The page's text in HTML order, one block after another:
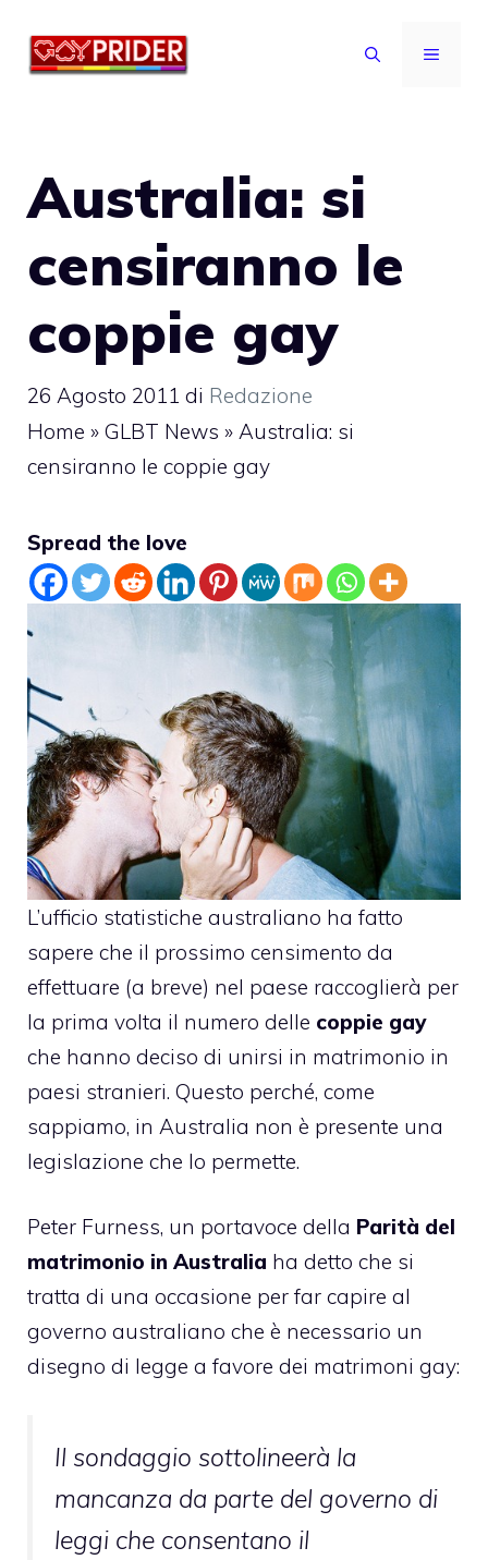
MENU
Australia: si
censiranno le
coppie gay
26 Agosto 2011 di Redazione
Home » GLBT News » Australia: si
censiranno le coppie gay
Spread the love
L’ufficio statistiche australiano ha fatto
sapere che il prossimo censimento da
effettuare (a breve) nel paese raccoglierà per
la prima volta il numero delle coppie gay
che hanno deciso di unirsi in matrimonio in
paesi stranieri. Questo perché, come
sappiamo, in Australia non è presente una
legislazione che lo permette.
Peter Furness, un portavoce della Parità del
matrimonio in Australia ha detto che si
tratta di una occasione per far capire al
governo australiano che è necessario un
disegno di legge a favore dei matrimoni gay:
Il sondaggio sottolineerà la
mancanza da parte del governo di
leggi che consentano il